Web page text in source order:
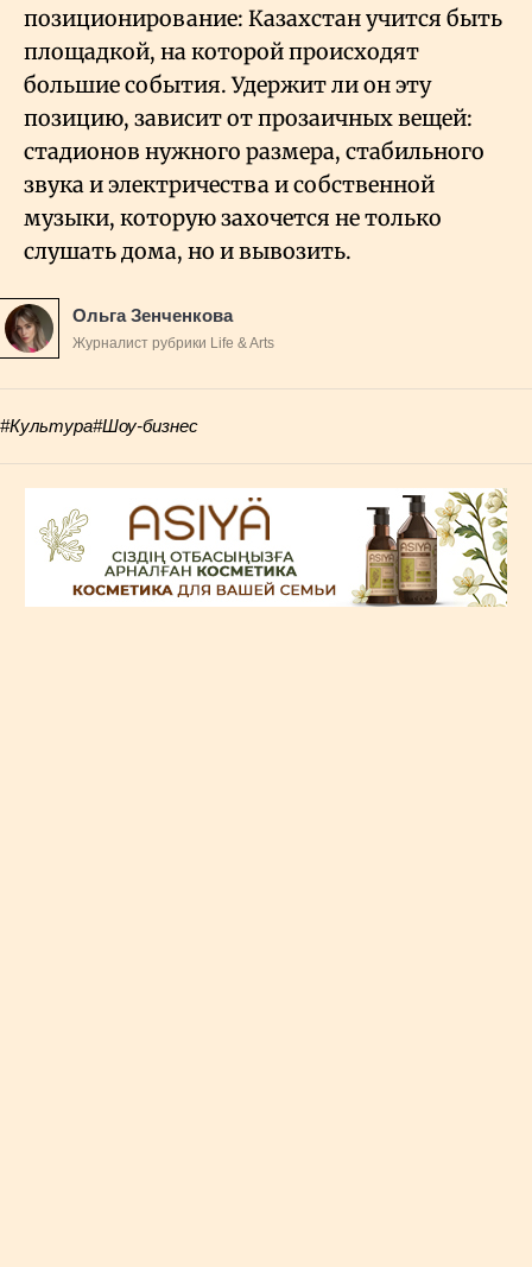
позиционирование: Казахстан учится быть
площадкой, на которой происходят
большие события. Удержит ли он эту
позицию, зависит от прозаичных вещей:
стадионов нужного размера, стабильного
звука и электричества и собственной
музыки, которую захочется не только
слушать дома, но и вывозить.
Ольга Зенченкова
Журналист рубрики Life & Arts
#Культура#Шоу-бизнес